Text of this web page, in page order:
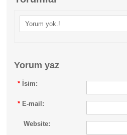
Yorum yok.!
Yorum yaz
* İsim:
* E-mail:
Website: